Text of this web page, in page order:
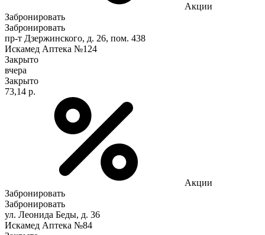
Акции
Забронировать
Забронировать
пр-т Дзержинского, д. 26, пом. 438
Искамед Аптека №124
Закрыто
вчера
Закрыто
73,14 р.
Акции
Забронировать
Забронировать
ул. Леонида Беды, д. 36
Искамед Аптека №84